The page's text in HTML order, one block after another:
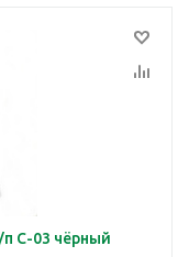
п С-03 чёрный